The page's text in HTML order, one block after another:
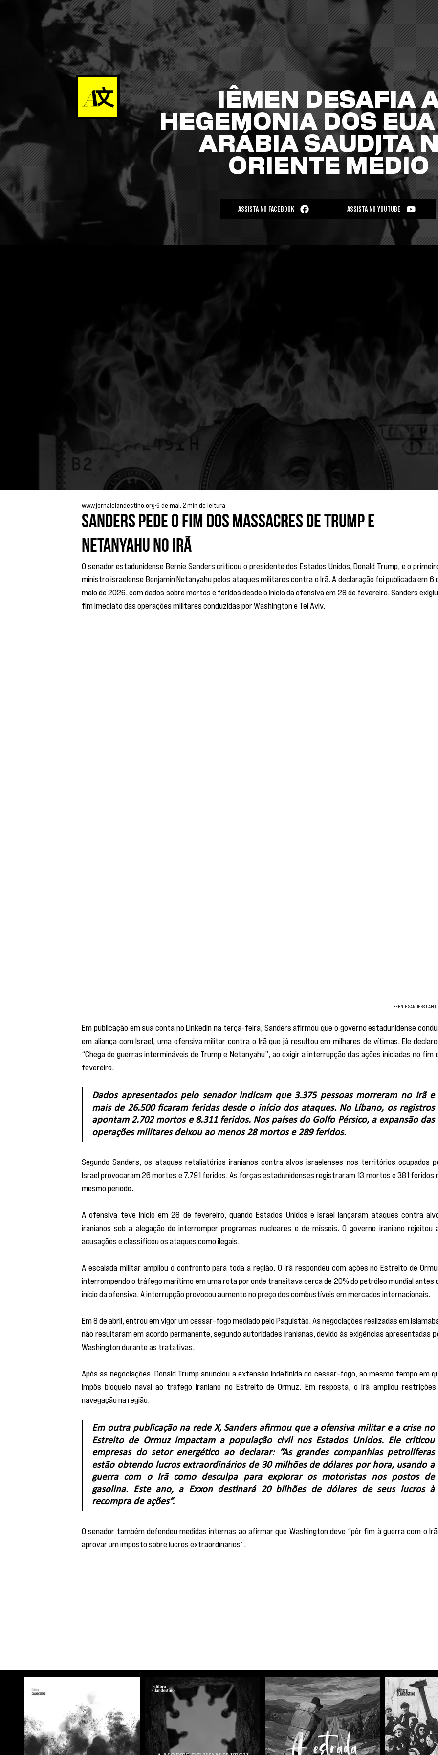
IÊMEN DESAFIA
HEGEMONIA DOS
ARÁBIA SAUDITA
ORIENTE MÉDIO
ASSISTA NO YOUTUBE
ASSISTA NO FACEBOOK
Sanders pede o fim dos massacres de Trump e
Netanyahu no Irã
www.jornalclandestino.org6 de mai.2 min de leitura
O senador estadunidense Bernie Sanders criticou o presidente dos Estados Unidos, Donald Trump, e o
ministro israelense Benjamin Netanyahu pelos ataques militares contra o Irã. A declaração foi publicada em 6
maio de 2026, com dados sobre mortos e feridos desde o início da ofensiva em 28 de fevereiro. Sanders
fim imediato das operações militares conduzidas por Washington e Tel Aviv.
BERNIE SANDERS I
Em publicação em sua conta no LinkedIn na terça-feira, Sanders afirmou que o governo estadunidense
em aliança com Israel, uma ofensiva militar contra o Irã que já resultou em milhares de vítimas. Ele
“Chega de guerras intermináveis de Trump e Netanyahu”, ao exigir a interrupção das ações iniciadas no fim
fevereiro.
Dados apresentados pelo senador indicam que 3.375 pessoas morreram no Irã e
mais de 26.500 ficaram feridas desde o início dos ataques. No Líbano, os registros
apontam 2.702 mortos e 8.311 feridos. Nos países do Golfo Pérsico, a expansão das
operações militares deixou ao menos 28 mortos e 289 feridos.
Segundo Sanders, os ataques retaliatórios iranianos contra alvos israelenses nos territórios ocupados
Israel provocaram 26 mortes e 7.791 feridos. As forças estadunidenses registraram 13 mortos e 381 feridos
mesmo período.
A ofensiva teve início em 28 de fevereiro, quando Estados Unidos e Israel lançaram ataques contra
iranianos sob a alegação de interromper programas nucleares e de mísseis. O governo iraniano rejeitou
acusações e classificou os ataques como ilegais.
A escalada militar ampliou o confronto para toda a região. O Irã respondeu com ações no Estreito de
interrompendo o tráfego marítimo em uma rota por onde transitava cerca de 20% do petróleo mundial antes
início da ofensiva. A interrupção provocou aumento no preço dos combustíveis em mercados internacionais.
Em 8 de abril, entrou em vigor um cessar-fogo mediado pelo Paquistão. As negociações realizadas em
não resultaram em acordo permanente, segundo autoridades iranianas, devido às exigências apresentadas
Washington durante as tratativas.
Após as negociações, Donald Trump anunciou a extensão indefinida do cessar-fogo, ao mesmo tempo em
impôs bloqueio naval ao tráfego iraniano no Estreito de Ormuz. Em resposta, o Irã ampliou
navegação na região.
Em outra publicação na rede X, Sanders afirmou que a ofensiva militar e a crise no
Estreito de Ormuz impactam a população civil nos Estados Unidos. Ele criticou
empresas do setor energético ao declarar: “As grandes companhias petrolíferas
estão obtendo lucros extraordinários de 30 milhões de dólares por hora, usando a
guerra com o Irã como desculpa para explorar os motoristas nos postos de
gasolina. Este ano, a Exxon destinará 20 bilhões de dólares de seus lucros à
recompra de ações”.
O senador também defendeu medidas internas ao afirmar que Washington deve “pôr fim à guerra com o
aprovar um imposto sobre lucros extraordinários”.